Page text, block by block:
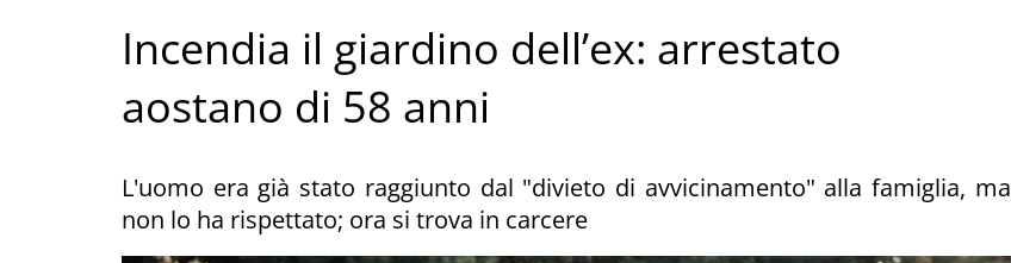
Incendia il giardino dell’ex: arrestato
aostano di 58 anni
L'uomo era già stato raggiunto dal "divieto di avvicinamento" alla famiglia, ma
non lo ha rispettato; ora si trova in carcere